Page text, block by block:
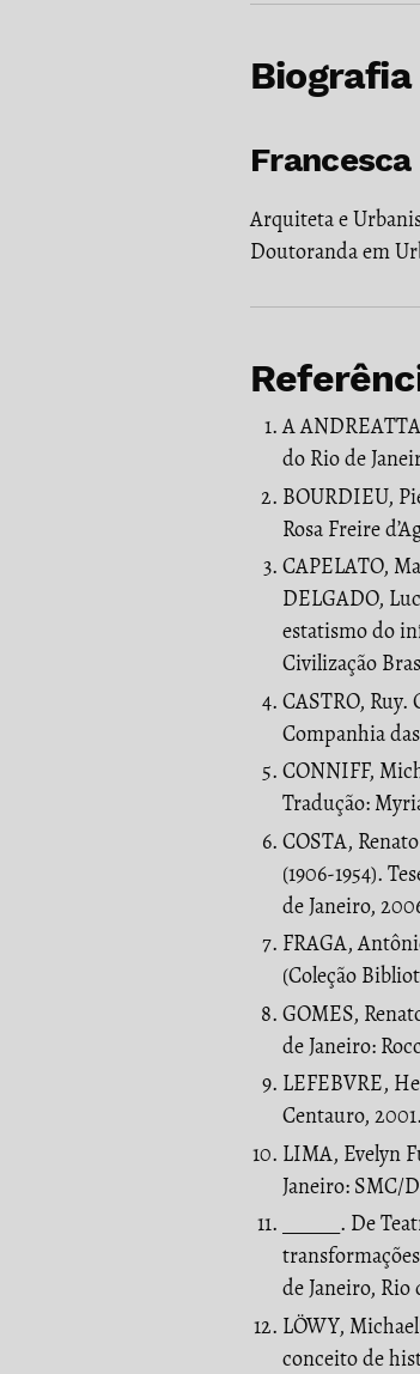
Arquiteta e
Doutoranda em
A
do Rio de
BOURDIEU,
Rosa Freire
CAPELATO,
DELGADO,
estatismo do
Civilização
CASTRO,
Companhia
CONNIFF,
Tradução:
COSTA,
(1906-1954).
de Janeiro,
FRAGA,
(Coleção
GOMES,
de Janeiro:
LEFEBVRE,
Centauro, 2001.
LIMA, Evelyn
Janeiro: SMC/
______. De
de Janeiro, Rio
LÖWY,
conceito de